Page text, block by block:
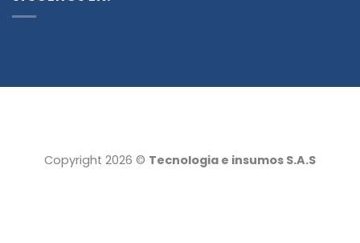
Copyright 2026 © Tecnologia e insumos S.A.S